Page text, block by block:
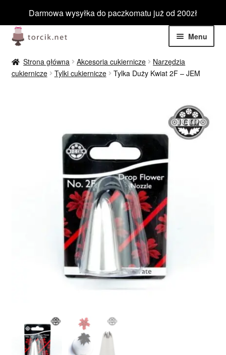
Darmowa wysyłka do paczkomatu już od 200zł
Przejdź
do
nawigacji
Przejdź
do
treści
Menu
Jadalne
menu
Rozwiń
menu
Rozwiń
Ozdoby na tort weselny
Strona główna Akcesoria cukiernicze
Narzędzia
cukiernicze
Tylki cukiernicze Tylka Duży Kwiat 2F – JEM